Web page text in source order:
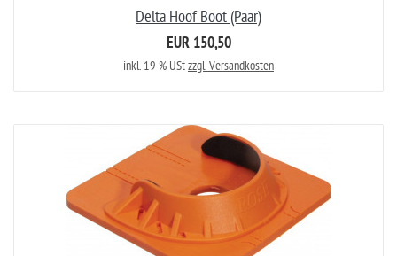
Delta Hoof Boot (Paar)
EUR 150,50
inkl. 19 % UStzzgl. Versandkosten